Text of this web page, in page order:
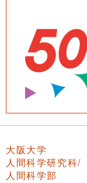
大阪大学
人間科学研究科/
人間科学部